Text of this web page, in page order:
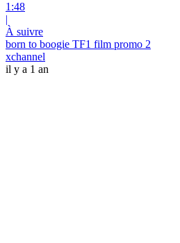
1:48
|
À suivre
born to boogie TF1 film promo 2
xchannel
il y a 1 an